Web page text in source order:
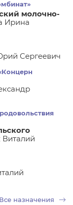
молочно-
Ирина
Сергеевич
Виталий
Все назначения